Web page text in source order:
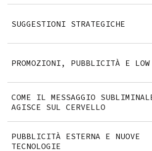
SUGGESTIONI STRATEGICHE
PROMOZIONI, PUBBLICITÀ E LOW
COME IL MESSAGGIO
AGISCE SUL CERVELLO
PUBBLICITÀ ESTERNA E NUOVE
TECNOLOGIE